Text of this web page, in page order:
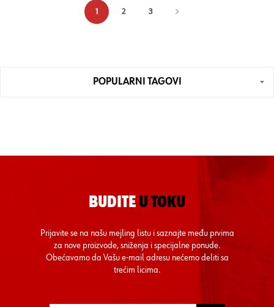
1 2 3
POPULARNI TAGOVI
BUDITE U TOKU
Prijavite se na našu mejling listu i saznajte među prvima
za nove proizvode, sniženja i specijalne ponude.
Obećavamo da Vašu e-mail adresu nećemo deliti sa
trećim licima.